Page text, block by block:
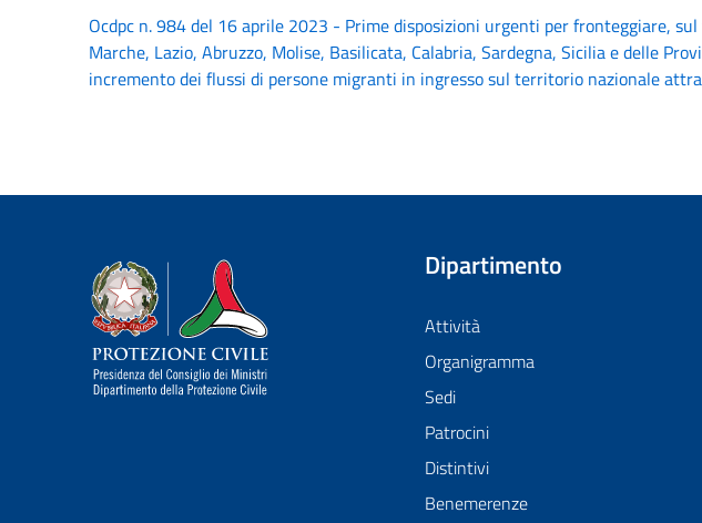
Ocdpc n. 984 del 16 aprile 2023 - Prime disposizioni urgenti per fronteggiare,
Marche, Lazio, Abruzzo, Molise, Basilicata, Calabria, Sardegna, Sicilia e delle
incremento dei flussi di persone migranti in ingresso sul territorio nazionale
Dipartimento della Protezione Civile
Dipartimento
Attività
Organigramma
Sedi
Patrocini
Distintivi
Benemerenze